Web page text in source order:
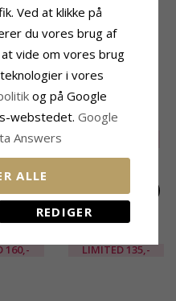
2-3 Hverdage
KATEGORIEN
50%
-
160,-
creoler i forgyldt
LIMITED 135,-
Ved at klikke på
du vores brug af
vide om vores brug
i vores
og på Google
webstedet. Google
Answers
ALLE
REDIGER